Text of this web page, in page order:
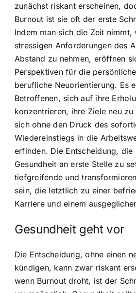
zunächst riskant erscheinen,
Burnout ist sie oft der erste
Indem man sich die Zeit nimmt,
stressigen Anforderungen des
Abstand zu nehmen, eröffnen
Perspektiven für die
berufliche Neuorientierung. Es
Betroffenen, sich auf ihre
konzentrieren, ihre Ziele neu
sich ohne den Druck des
Wiedereinstiegs in die
erfinden. Die Entscheidung, die
Gesundheit an erste Stelle zu
tiefgreifende und
sein, die letztlich zu einer
Karriere und einem
Gesundheit geht vor
Die Entscheidung, ohne einen
kündigen, kann zwar riskant
wenn Burnout droht, ist der